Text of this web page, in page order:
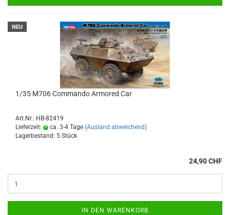
NEU
1/35 M706 Commando Armored Car
Art.Nr.: HB-82419
Lieferzeit:
ca. 3-4 Tage (Ausland abweichend)
Lagerbestand: 5 Stück
24,90 CHF
IN DEN WARENKORB